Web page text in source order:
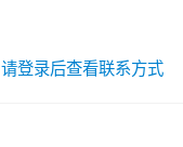
请登录后查看联系方式